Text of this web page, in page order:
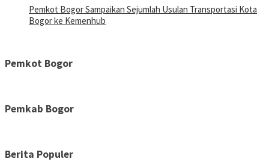
Pemkot Bogor Sampaikan Sejumlah Usulan Transportasi Kota
Bogor ke Kemenhub
Pemkot Bogor
Pemkab Bogor
Berita Populer